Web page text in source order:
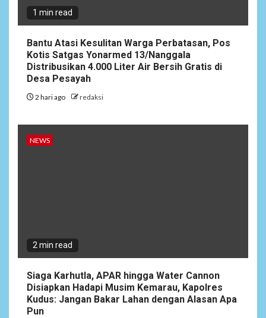
1 min read
Bantu Atasi Kesulitan Warga Perbatasan, Pos
Kotis Satgas Yonarmed 13/Nanggala
Distribusikan 4.000 Liter Air Bersih Gratis di
Desa Pesayah
2 hari ago redaksi
NEWS
2 min read
Siaga Karhutla, APAR hingga Water Cannon
Disiapkan Hadapi Musim Kemarau, Kapolres
Kudus: Jangan Bakar Lahan dengan Alasan Apa
Pun